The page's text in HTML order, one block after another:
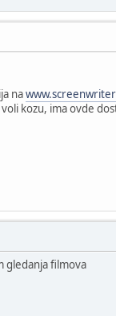
na
kozu, ima ovde
gledanja filmova